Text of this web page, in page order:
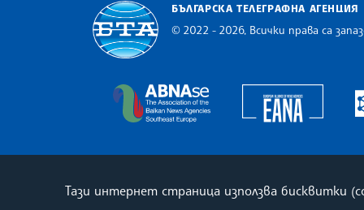
БЪЛГАРСКА ТЕЛЕГРАФНА АГЕНЦИЯ
© 2022 - 2026, Всички права са
The Assocoation of the
Тази интернет страница използва бисквитки